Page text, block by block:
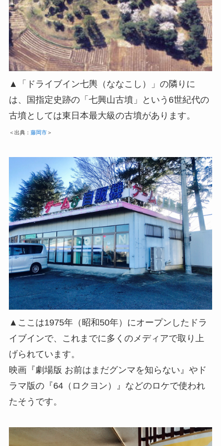
▲「ドライブイン七輿（ななこし）」の隣りに
は、国指定史跡の「七興山古墳」という6世紀代の
古墳としては東日本最大級の古墳があります。
＜出典： 藤岡市＞
▲ここは1975年（昭和50年）にオープンしたドラ
イブインで、これまでに多くのメディアで取り上
げられています。
映画『劇場版 お前はまだグンマを知らない』やド
ラマ版の『64（ロクヨン）』などのロケで使われ
たそうです。